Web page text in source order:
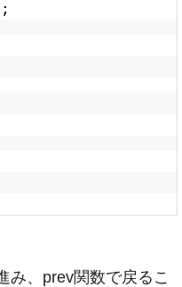
み、prev関数で戻るこ